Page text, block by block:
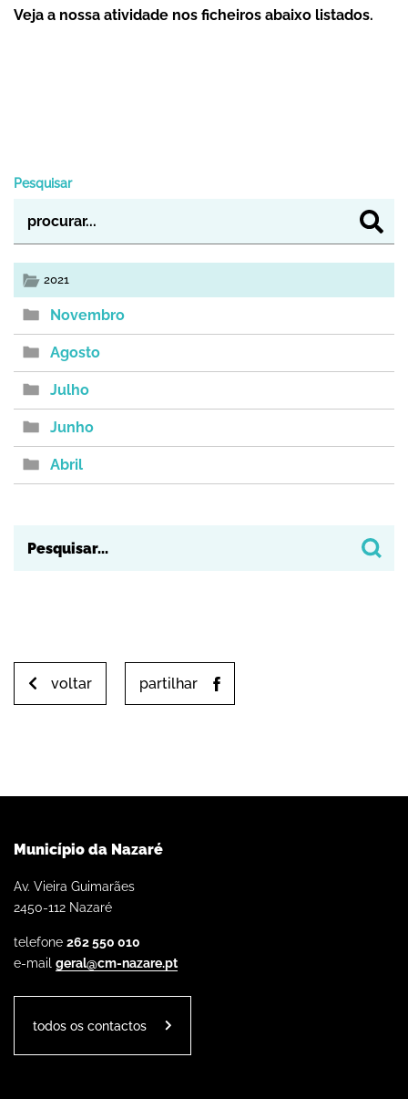
Veja a nossa atividade nos ficheiros abaixo listados.
Pesquisar
2021
Novembro
Agosto
Julho
Junho
Abril
voltar partilhar
Município da Nazaré
Av. Vieira Guimarães
2450-112 Nazaré
telefone 262 550 010
e-mail geral@cm-nazare.pt
todos os contactos